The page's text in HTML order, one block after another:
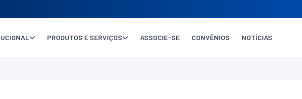
PRODUTOS E SERVIÇOS ASSOCIE-SE CONVÊNIOS NOTÍCIAS